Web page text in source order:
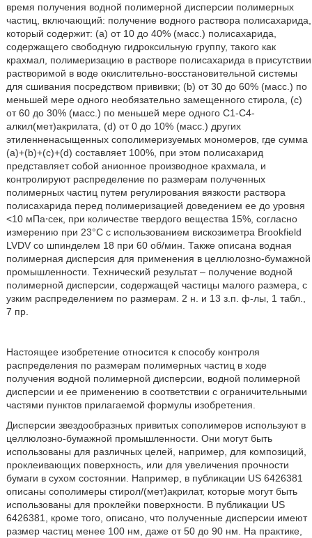
время получения водной полимерной дисперсии полимерных
частиц, включающий: получение водного раствора полисахарида,
который содержит: (a) от 10 до 40% (масс.) полисахарида,
содержащего свободную гидроксильную группу, такого как
крахмал, полимеризацию в растворе полисахарида в присутствии
растворимой в воде окислительно-восстановительной системы
для сшивания посредством прививки; (b) от 30 до 60% (масс.) по
меньшей мере одного необязательно замещенного стирола, (с)
от 60 до 30% (масс.) по меньшей мере одного С1-С4-
алкил(мет)акрилата, (d) от 0 до 10% (масс.) других
этиленненасыщенных сополимеризуемых мономеров, где сумма
(а)+(b)+(с)+(d) составляет 100%, при этом полисахарид
представляет собой анионное производное крахмала, и
контролируют распределение по размерам полученных
полимерных частиц путем регулирования вязкости раствора
полисахарида перед полимеризацией доведением ее до уровня
<10 мПа⋅сек, при количестве твердого вещества 15%, согласно
измерению при 23°C с использованием вискозиметра Brookfield
LVDV со шпинделем 18 при 60 об/мин. Также описана водная
полимерная дисперсия для применения в целлюлозно-бумажной
промышленности. Технический результат – получение водной
полимерной дисперсии, содержащей частицы малого размера, с
узким распределением по размерам. 2 н. и 13 з.п. ф-лы, 1 табл.,
7 пр.
Настоящее изобретение относится к способу контроля
распределения по размерам полимерных частиц в ходе
получения водной полимерной дисперсии, водной полимерной
дисперсии и ее применению в соответствии с ограничительными
частями пунктов прилагаемой формулы изобретения.
Дисперсии звездообразных привитых сополимеров используют в
целлюлозно-бумажной промышленности. Они могут быть
использованы для различных целей, например, для композиций,
проклеивающих поверхность, или для увеличения прочности
бумаги в сухом состоянии. Например, в публикации US 6426381
описаны сополимеры стирол/(мет)акрилат, которые могут быть
использованы для проклейки поверхности. В публикации US
6426381, кроме того, описано, что полученные дисперсии имеют
размер частиц менее 100 нм, даже от 50 до 90 нм. На практике,